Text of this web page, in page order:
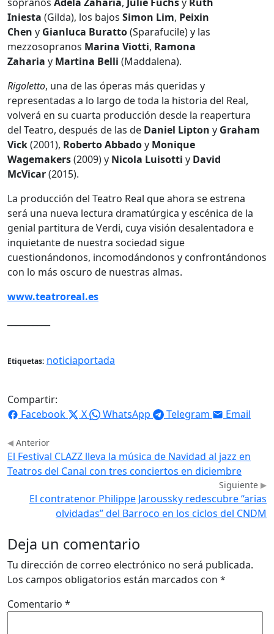
Iniesta (Gilda), los bajos Simon Lim, Peixin
Chen y Gianluca Buratto(Sparafucile) y las
mezzosopranos Marina Viotti, Ramona
Zaharia y Martina Belli (Maddalena).
Rigoletto, una de las óperas más queridas y
representadas a lo largo de toda la historia del Real,
volverá en su cuarta producción desde la reapertura
del Teatro, después de las de Daniel Lipton y Graham
Vick(2001), Roberto Abbadoy Monique
Wagemakers(2009) y Nicola Luisotti y David
McVicar(2015).
La producción del Teatro Real que ahora se estrena
será una nueva lectura dramatúrgica y escénica de la
genial partitura de Verdi, cuya visión desalentadora e
inquietante de nuestra sociedad sigue
cuestionándonos, incomodándonos y confrontándonos
con lo más oscuro de nuestras almas.
www.teatroreal.es
Etiquetas: noticiaportada
Compartir:
Facebook
X WhatsApp Telegram Email
Anterior
El Festival CLAZZ lleva la música de Navidad al jazz en
Teatros del Canal con tres conciertos en diciembre
Siguiente
El contratenor Philippe Jaroussky redescubre “arias
olvidadas” del Barroco en los ciclos del CNDM
Deja un comentario
Tu dirección de correo electrónico no será publicada.
Los campos obligatorios están marcados con *
Comentario *